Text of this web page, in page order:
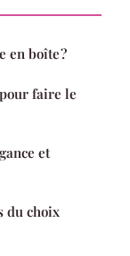
en boîte ?
faire le
et
du choix